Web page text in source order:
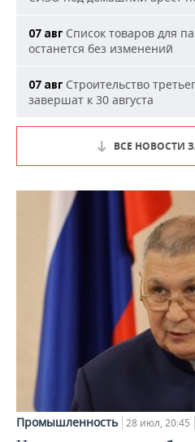
07 авг Список товаров для
останется без изменений
07 авг Строительство
завершат к 30 августа
ВСЕ НОВОСТИ
Промышленность 28 июл, 20:45